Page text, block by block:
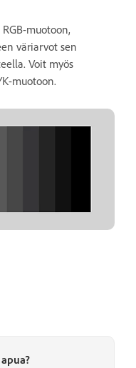
muotoon,
väriarvot sen
Voit myös
muotoon.